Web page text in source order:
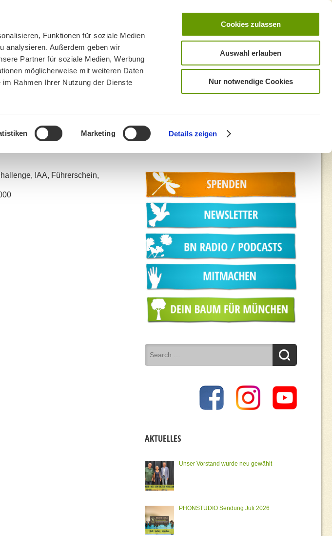
Funktionen für soziale Medien
analysieren. Außerdem geben wir
Partner für soziale Medien, Werbung
möglicherweise mit weiteren Daten
Rahmen Ihrer Nutzung der Dienste
Marketing Details zeigen
Cookies zulassen
Auswahl erlauben
Nur notwendige Cookies
SPENDEN
» ankuendigung_autofrei_challenge_hp
IAA, Führerschein,
AKTUELLES
Unser Vorstand wurde neu gewählt
PHONSTUDIO Sendung Juli 2026